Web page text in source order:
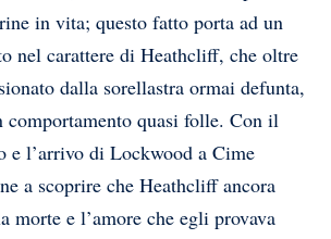
in vita; questo fatto porta ad un
nel carattere di Heathcliff, che oltre
dalla sorellastra ormai defunta,
comportamento quasi folle. Con il
e l’arrivo di Lockwood a Cime
a scoprire che Heathcliff ancora
morte e l’amore che egli provava